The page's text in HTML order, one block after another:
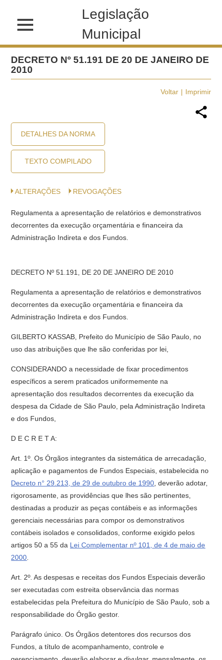
Legislação
Municipal
DECRETO Nº 51.191 DE 20 DE JANEIRO DE
2010
Voltar Imprimir
DETALHES DA NORMA
TEXTO COMPILADO
ALTERAÇÕES REVOGAÇÕES
Regulamenta a apresentação de relatórios e demonstrativos
decorrentes da execução orçamentária e financeira da
Administração Indireta e dos Fundos.
DECRETO Nº 51.191, DE 20 DE JANEIRO DE 2010
Regulamenta a apresentação de relatórios e demonstrativos
decorrentes da execução orçamentária e financeira da
Administração Indireta e dos Fundos.
GILBERTO KASSAB, Prefeito do Município de São Paulo, no
uso das atribuições que lhe são conferidas por lei,
CONSIDERANDO a necessidade de fixar procedimentos
específicos a serem praticados uniformemente na
apresentação dos resultados decorrentes da execução da
despesa da Cidade de São Paulo, pela Administração Indireta
e dos Fundos,
D E C R E T A:
Art. 1º. Os Órgãos integrantes da sistemática de arrecadação,
aplicação e pagamentos de Fundos Especiais, estabelecida no
Decreto n° 29.213, de 29 de outubro de 1990 , deverão adotar,
rigorosamente, as providências que lhes são pertinentes,
destinadas a produzir as peças contábeis e as informações
gerenciais necessárias para compor os demonstrativos
contábeis isolados e consolidados, conforme exigido pelos
artigos 50 a 55 da Lei Complementar nº 101, de 4 de maio de
2000
Art. 2º. As despesas e receitas dos Fundos Especiais deverão
ser executadas com estreita observância das normas
estabelecidas pela Prefeitura do Município de São Paulo, sob a
responsabilidade do Órgão gestor.
Parágrafo único. Os Órgãos detentores dos recursos dos
Fundos, a título de acompanhamento, controle e